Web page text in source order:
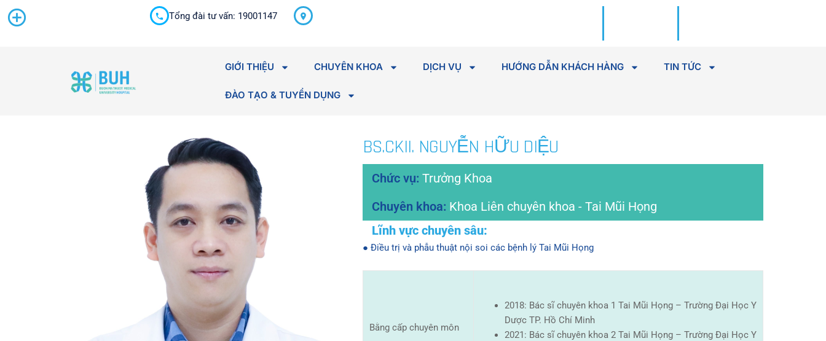
Tổng đài tư vấn: 19001147
298 Hà Huy Tập, P. Tân An,
GIỚI THIỆU CHUYÊN KHOA DỊCH VỤ HƯỚNG DẪN KHÁCH HÀNG TIN TỨC
ĐÀO TẠO & TUYỂN DỤNG
BS.CKII. NGUYỄN HỮU DIỆU
Trưởng Khoa
Khoa Liên chuyên khoa - Tai Mũi Họng
● Điều trị và phẫu thuật nội soi các bệnh lý Tai Mũi Họng
Bằng cấp chuyên môn
2018: Bác sĩ chuyên khoa 1 Tai Mũi Họng – Trường Đại Học Y
Dược TP. Hồ Chí Minh
2021: Bác sĩ chuyên khoa 2 Tai Mũi Họng – Trường Đại Học Y